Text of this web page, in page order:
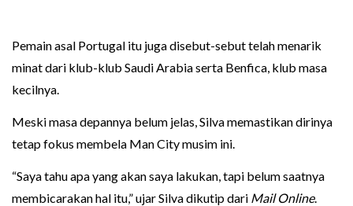
Pemain asal Portugal itu juga disebut-sebut telah menarik
minat dari klub-klub Saudi Arabia serta Benfica, klub masa
kecilnya.
Meski masa depannya belum jelas, Silva memastikan dirinya
tetap fokus membela Man City musim ini.
“Saya tahu apa yang akan saya lakukan, tapi belum saatnya
membicarakan hal itu,” ujar Silva dikutip dari Mail Online.